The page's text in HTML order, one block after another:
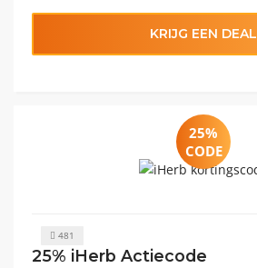
KRIJG EEN DEAL
25%
CODE
481
25% iHerb Actiecode